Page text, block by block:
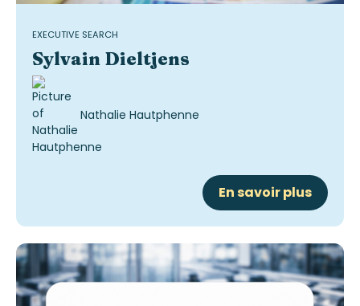
EXECUTIVE SEARCH
Sylvain Dieltjens
Nathalie Hautphenne
En savoir plus